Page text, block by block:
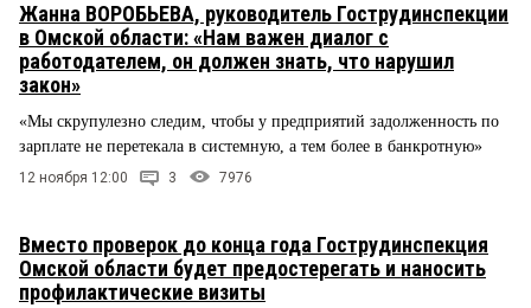
Жанна ВОРОБЬЕВА, руководитель Гострудинспекции
в Омской области: «Нам важен диалог с
работодателем, он должен знать, что нарушил
закон»
«Мы скрупулезно следим, чтобы у предприятий задолженность по
зарплате не перетекала в системную, а тем более в банкротную»
12 ноября 12:00 3 7976
Вместо проверок до конца года Гострудинспекция
Омской области будет предостерегать и наносить
профилактические визиты